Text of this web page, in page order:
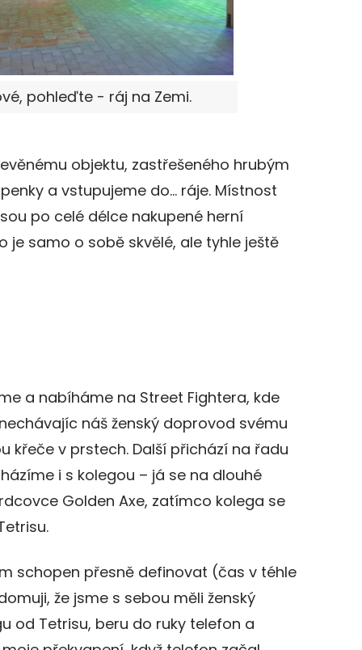
pohleďte - ráj na Zemi.
objektu, zastřešeného hrubým
a vstupujeme do… ráje. Místnost
po celé délce nakupené herní
je samo o sobě skvělé, ale tyhle ještě
a nabíháme na Street Fightera, kde
náš ženský doprovod svému
křeče v prstech. Další přichází na řadu
i s kolegou – já se na dlouhé
Golden Axe, zatímco kolega se
schopen přesně definovat (čas v téhle
že jsme s sebou měli ženský
od Tetrisu, beru do ruky telefon a